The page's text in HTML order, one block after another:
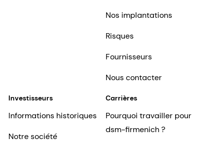
Nos implantations
Risques
Fournisseurs
Nous contacter
Investisseurs
Informations historiques
Notre société
Carrières
Pourquoi travailler pour
dsm-firmenich ?